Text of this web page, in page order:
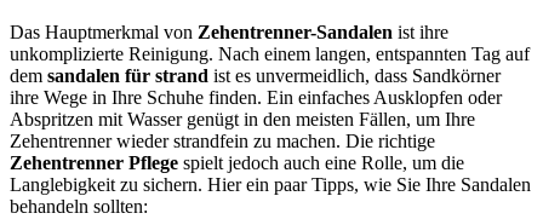
Das Hauptmerkmal von Zehentrenner-Sandalen ist ihre
unkomplizierte Reinigung. Nach einem langen, entspannten Tag auf
dem sandalen für strand ist es unvermeidlich, dass Sandkörner
ihre Wege in Ihre Schuhe finden. Ein einfaches Ausklopfen oder
Abspritzen mit Wasser genügt in den meisten Fällen, um Ihre
Zehentrenner wieder strandfein zu machen. Die richtige
Zehentrenner Pflege spielt jedoch auch eine Rolle, um die
Langlebigkeit zu sichern. Hier ein paar Tipps, wie Sie Ihre Sandalen
behandeln sollten: